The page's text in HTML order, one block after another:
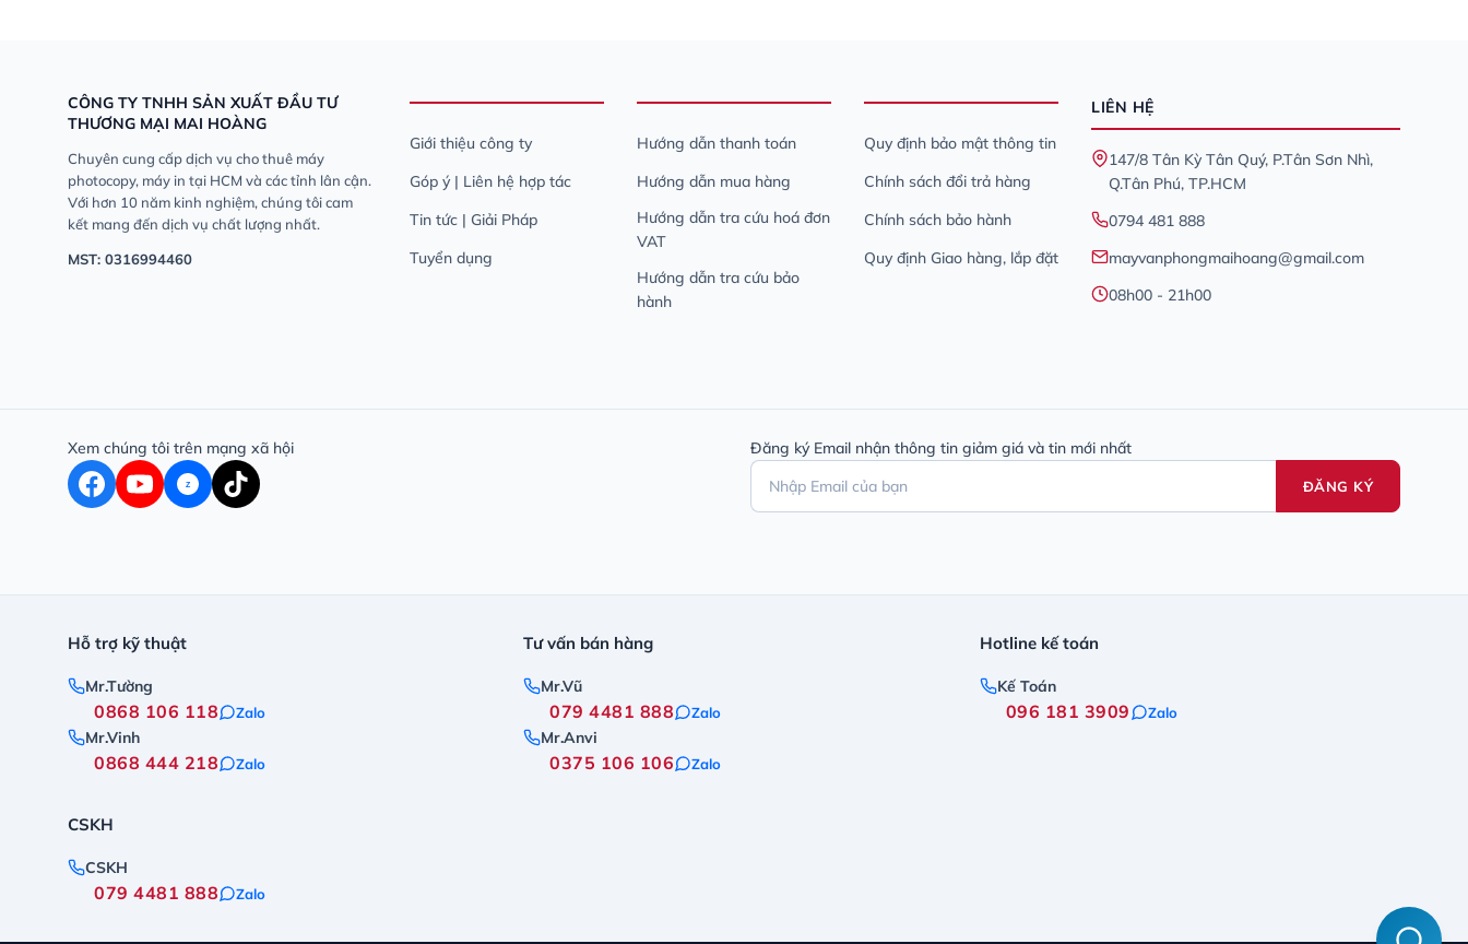
CÔNG TY TNHH SẢN XUẤT ĐẦU TƯ
THƯƠNG MẠI MAI HOÀNG
Chuyên cung cấp dịch vụ cho thuê máy
photocopy, máy in tại HCM và các tỉnh lân cận.
Với hơn 10 năm kinh nghiệm, chúng tôi cam
kết mang đến dịch vụ chất lượng nhất.
MST: 0316994460
Giới thiệu công ty
Góp ý | Liên hệ hợp tác
Tin tức | Giải Pháp
Tuyển dụng
Hướng dẫn thanh toán
Hướng dẫn mua hàng
Hướng dẫn tra cứu hoá đơn
VAT
Hướng dẫn tra cứu bảo
hành
Quy định bảo mật thông tin
Chính sách đổi trả hàng
Chính sách bảo hành
Quy định Giao hàng, lắp đặt
LIÊN HỆ
147/8 Tân Kỳ Tân Quý, P.Tân Sơn Nhì,
Q.Tân Phú, TP.HCM
0794 481 888
mayvanphongmaihoang@gmail.com
08h00 - 21h00
Xem chúng tôi trên mạng xã hội
Z
Đăng ký Email nhận thông tin giảm giá và tin mới nhất
ĐĂNG KÝ
Hỗ trợ kỹ thuật
Mr.Tường
0868 106 118 Zalo
Mr.Vinh
0868 444 218 Zalo
Tư vấn bán hàng
Mr.Vũ
079 4481 888 Zalo
Mr.Anvi
0375 106 106 Zalo
Hotline kế toán
Kế Toán
096 181 3909 Zalo
CSKH
CSKH
079 4481 888 Zalo